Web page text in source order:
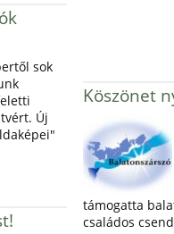
sok
Új
Köszönet
támogatta
családos